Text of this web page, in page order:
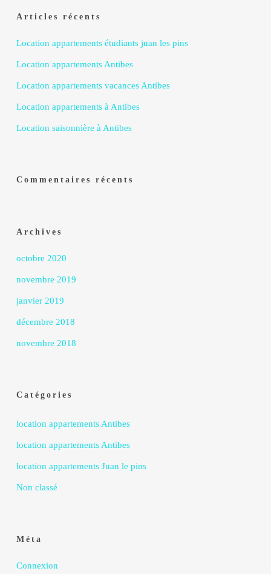
Articles récents
Location appartements étudiants juan les pins
Location appartements Antibes
Location appartements vacances Antibes
Location appartements à Antibes
Location saisonnière à Antibes
Commentaires récents
Archives
octobre 2020
novembre 2019
janvier 2019
décembre 2018
novembre 2018
Catégories
location appartements Antibes
location appartements Antibes
location appartements Juan le pins
Non classé
Méta
Connexion